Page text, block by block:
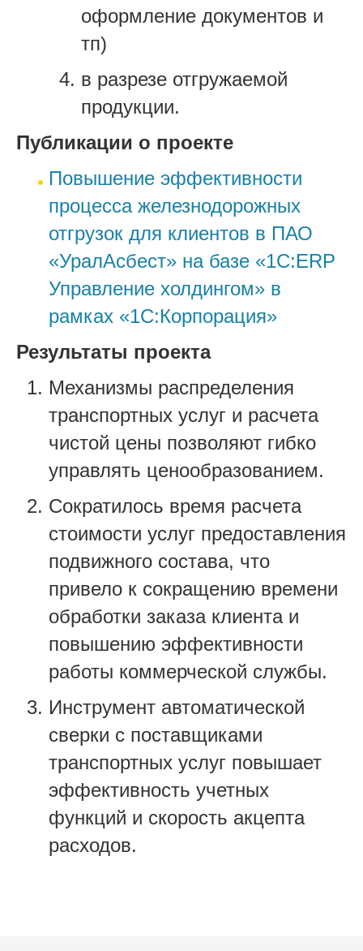
оформление документов и
тп)
в разрезе отгружаемой
продукции.
Публикации о проекте
Повышение эффективности
процесса железнодорожных
отгрузок для клиентов в ПАО
«УралАсбест» на базе «1С:ERP
Управление холдингом» в
рамках «1С:Корпорация»
Результаты проекта
Механизмы распределения
транспортных услуг и расчета
чистой цены позволяют гибко
управлять ценообразованием.
Сократилось время расчета
стоимости услуг предоставления
подвижного состава, что
привело к сокращению времени
обработки заказа клиента и
повышению эффективности
работы коммерческой службы.
Инструмент автоматической
сверки с поставщиками
транспортных услуг повышает
эффективность учетных
функций и скорость акцепта
расходов.